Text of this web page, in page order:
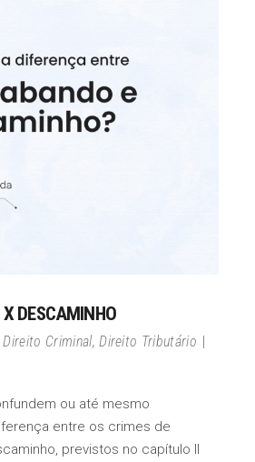
DESCAMINHO
Direito Criminal,Direito Tributário
ou até mesmo
entre os crimes de
previstos no capítulo II